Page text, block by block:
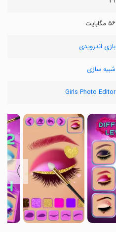
۵۶ مگابایت
بازی اندرویدی
شبیه سازی
Girls Photo Editor
〉